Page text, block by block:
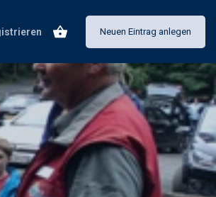
Neuen Eintrag anlegen